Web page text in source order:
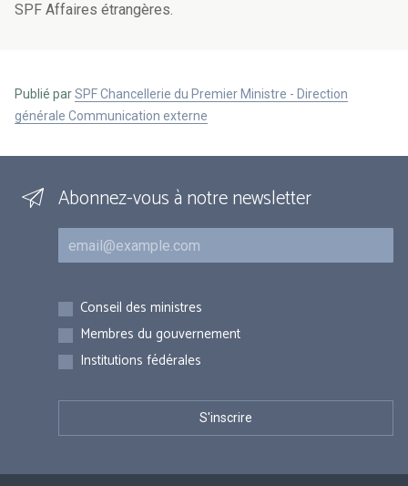
SPF Affaires étrangères.
Publié parSPF Chancellerie du Premier Ministre - Direction
générale Communication externe
Abonnez-vous à notre newsletter
Courriel
Inscriptions
Conseil des ministres
Membres du gouvernement
Institutions fédérales